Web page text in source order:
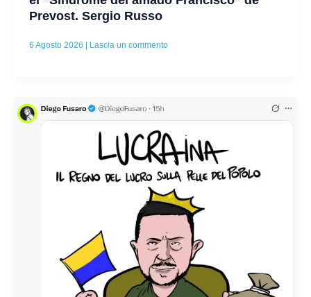
Prevost. Sergio Russo
6 Agosto 2026 Lascia un commento